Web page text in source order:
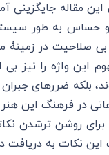
مقاله جایگزینی
به طور
بی صلاحیت در
این واژه را نیز
بلکه ضرر‌های
در فرهنگ این
برای روشن ترشدن
این نکات به دریافت